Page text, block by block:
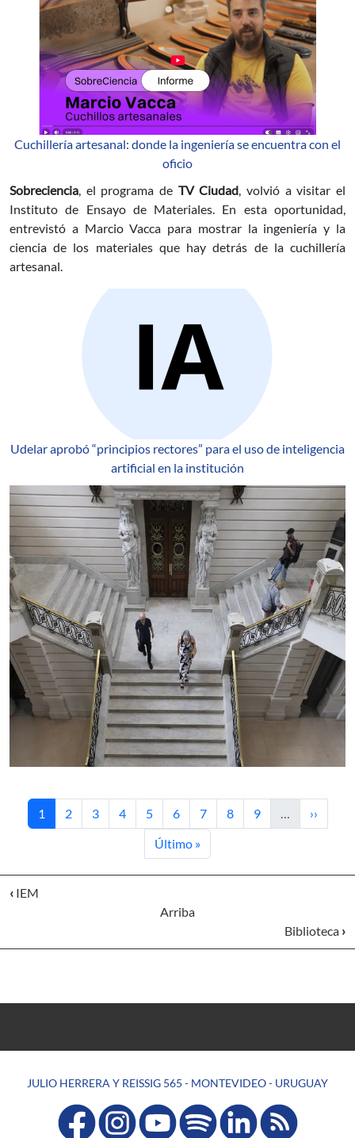
Cuchillería artesanal: donde la ingeniería se encuentra con el
oficio
Sobreciencia, el programa de TV Ciudad, volvió a visitar el
Instituto de Ensayo de Materiales. En esta oportunidad,
entrevistó a Marcio Vacca para mostrar la ingeniería y la
ciencia de los materiales que hay detrás de la cuchillería
artesanal.
Udelar aprobó “principios rectores” para el uso de inteligencia
artificial en la institución
Página actual
1 Página
2 Página
3 Página
4 Página
5 Página
6 Página
7 Página
8 Página
9 …
››
Última página
Último »
‹ IEM
Arriba
Biblioteca ›
JULIO HERRERA Y REISSIG 565 - MONTEVIDEO - URUGUAY